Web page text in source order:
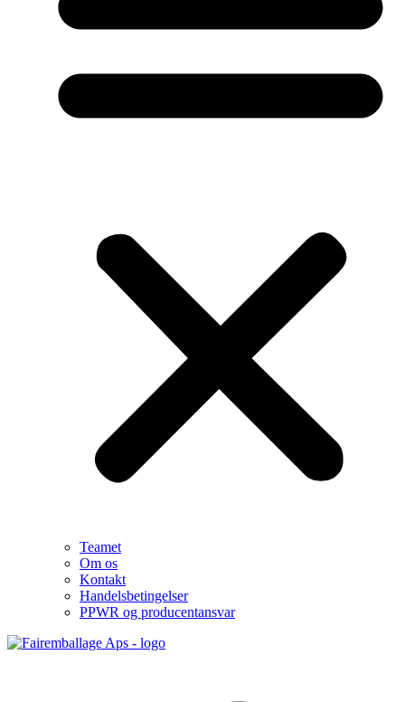
Teamet
Om os
Kontakt
Handelsbetingelser
PPWR og producentansvar